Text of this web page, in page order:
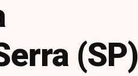
(SP)